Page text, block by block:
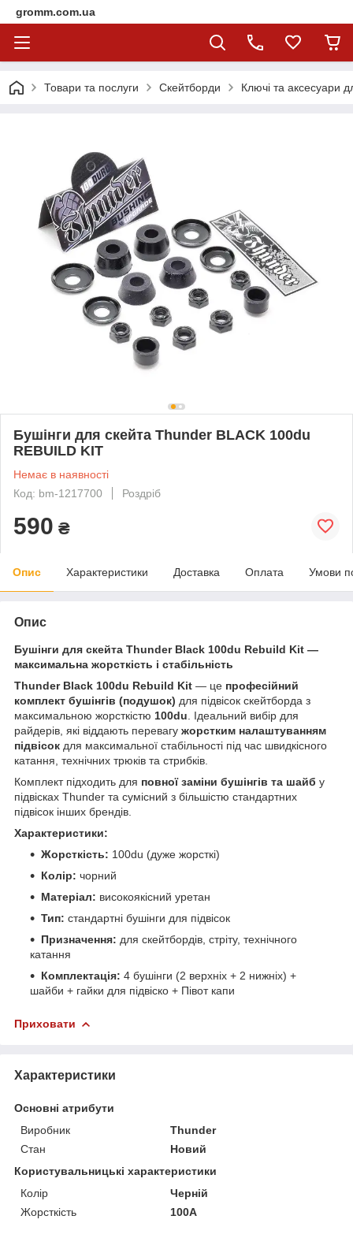
gromm.com.ua
Товари та послуги Скейтборди Ключі та аксесуари
Бушінги для скейта Thunder BLACK 100du
REBUILD KIT
Немає в наявності
Код: bm-1217700
Роздріб
590 ₴
Опис Характеристики Доставка Оплата Умови
Опис
Бушінги для скейта Thunder Black 100du Rebuild Kit —
максимальна жорсткість і стабільність
Thunder Black 100du Rebuild Kit — це професійний
комплект бушінгів (подушок) для підвісок скейтборда з
максимальною жорсткістю 100du . Ідеальний вибір для
райдерів, які віддають перевагу жорстким налаштуванням
підвісок для максимальної стабільності під час швидкісного
катання, технічних трюків та стрибків.
Комплект підходить для повної заміни бушінгів та шайб у
підвісках Thunder та сумісний з більшістю стандартних
підвісок інших брендів.
Характеристики:
Жорсткість: 100du (дуже жорсткі)
Колір: чорний
Матеріал: високоякісний уретан
Тип: стандартні бушінги для підвісок
Призначення: для скейтбордів, стріту, технічного
катання
Комплектація: 4 бушінги (2 верхніх + 2 нижніх) +
шайби + гайки для підвіско + Півот капи
Приховати
Характеристики
Основні атрибути
Виробник
Thunder
Стан
Новий
Користувальницькі характеристики
Колір
Черній
Жорсткість
100A